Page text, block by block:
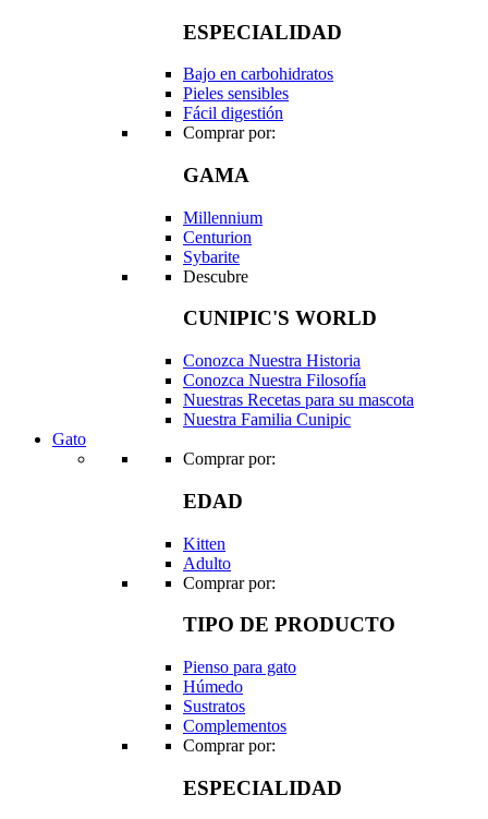
ESPECIALIDAD
Bajo en carbohidratos
Pieles sensibles
Fácil digestión
Comprar por:
GAMA
Millennium
Centurion
Sybarite
Descubre
CUNIPIC'S WORLD
Conozca Nuestra Historia
Conozca Nuestra Filosofía
Nuestras Recetas para su mascota
Nuestra Familia Cunipic
Gato
Comprar por:
EDAD
Kitten
Adulto
Comprar por:
TIPO DE PRODUCTO
Pienso para gato
Húmedo
Sustratos
Complementos
Comprar por:
ESPECIALIDAD